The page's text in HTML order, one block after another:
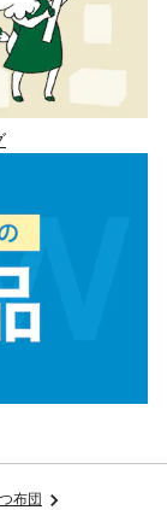
布団